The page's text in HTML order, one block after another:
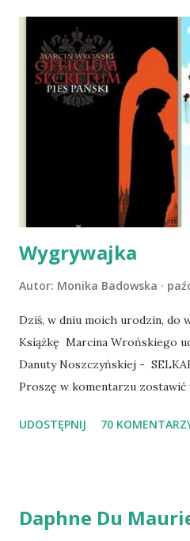
wspólnego życia przeczytacie
nieco okrzepliśmy w
ludźmi i kotami, pojawił się
wyjazd w Beskid Niski. Zanim to
atak padaczki, co
wdrożyliśmy leczenie i od nowa
wspólnym życiem
się ustabilizować zawirowania
zaczęliśmy się cieszyć sobą
Dopier...
Wygrywajka
Autor: Monika Badowska
Dziś, w dniu moich urodzin, do
Książkę Marcina Wrońskiego
Danuty Noszczyńskiej -
Proszę w komentarzu zostawić
Losowanie odbędzie się w
UDOSTĘPNIJ 70
Daphne Du